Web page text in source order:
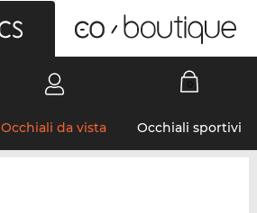
Occhiali da vista Occhiali sportivi